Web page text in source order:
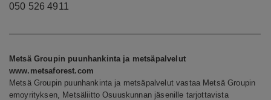
050 526 4911
Metsä Groupin puunhankinta ja metsäpalvelut
www.metsaforest.com
Metsä Groupin puunhankinta ja metsäpalvelut vastaa Metsä Groupin
emoyrityksen, Metsäliitto Osuuskunnan jäsenille tarjottavista